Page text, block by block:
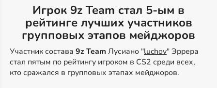
Игрок 9z Team стал 5-ым в
рейтинге лучших участников
групповых этапов мейджоров
Участник состава 9z Team Лусиано "luchov" Эррера
стал пятым по рейтингу игроком в CS2 среди всех,
кто сражался в групповых этапах мейджоров.